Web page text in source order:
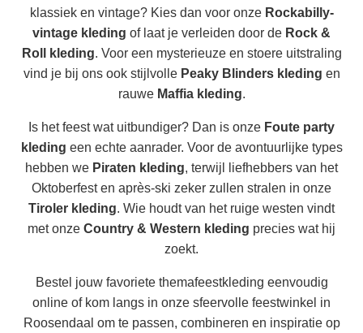
klassiek en vintage? Kies dan voor onze Rockabilly-
vintage kleding of laat je verleiden door de Rock &
Roll kleding. Voor een mysterieuze en stoere uitstraling
vind je bij ons ook stijlvolle Peaky Blinders kleding en
rauwe Maffia kleding.
Is het feest wat uitbundiger? Dan is onze Foute party
kleding een echte aanrader. Voor de avontuurlijke types
hebben we Piraten kleding, terwijl liefhebbers van het
Oktoberfest en après-ski zeker zullen stralen in onze
Tiroler kleding. Wie houdt van het ruige westen vindt
met onze Country & Western kleding precies wat hij
zoekt.
Bestel jouw favoriete themafeestkleding eenvoudig
online of kom langs in onze sfeervolle feestwinkel in
Roosendaal om te passen, combineren en inspiratie op